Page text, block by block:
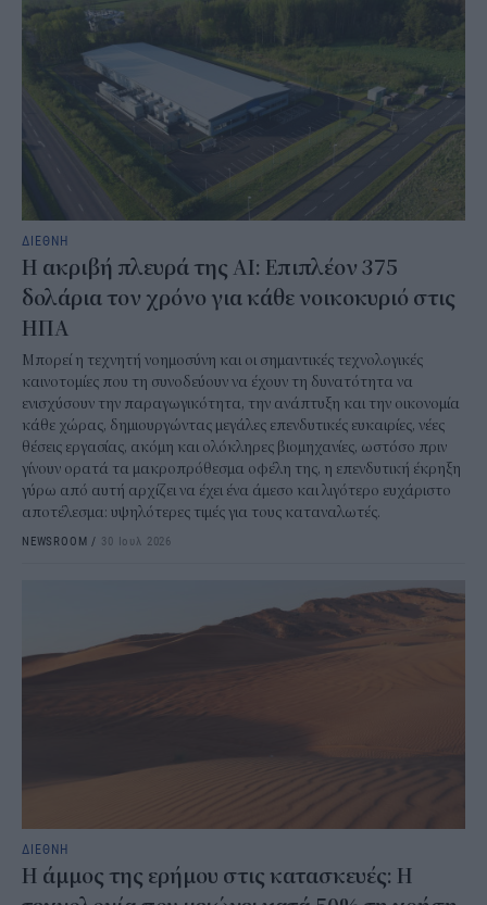
ΔΙΕΘΝΗ
Η ακριβή πλευρά της AI: Επιπλέον 375
δολάρια τον χρόνο για κάθε νοικοκυριό στις
ΗΠΑ
Μπορεί η τεχνητή νοημοσύνη και οι σημαντικές τεχνολογικές
καινοτομίες που τη συνοδεύουν να έχουν τη δυνατότητα να
ενισχύσουν την παραγωγικότητα, την ανάπτυξη και την οικονομία
κάθε χώρας, δημιουργώντας μεγάλες επενδυτικές ευκαιρίες, νέες
θέσεις εργασίας, ακόμη και ολόκληρες βιομηχανίες, ωστόσο πριν
γίνουν ορατά τα μακροπρόθεσμα οφέλη της, η επενδυτική έκρηξη
γύρω από αυτή αρχίζει να έχει ένα άμεσο και λιγότερο ευχάριστο
αποτέλεσμα: υψηλότερες τιμές για τους καταναλωτές.
NEWSROOM / 30 Ιουλ 2026
ΔΙΕΘΝΗ
Η άμμος της ερήμου στις κατασκευές: Η